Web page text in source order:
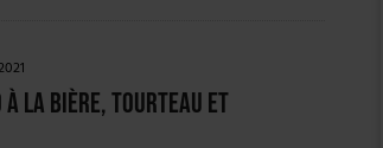
à la bière, tourteau et